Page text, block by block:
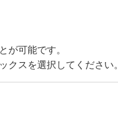
が可能です。
スを選択してください。